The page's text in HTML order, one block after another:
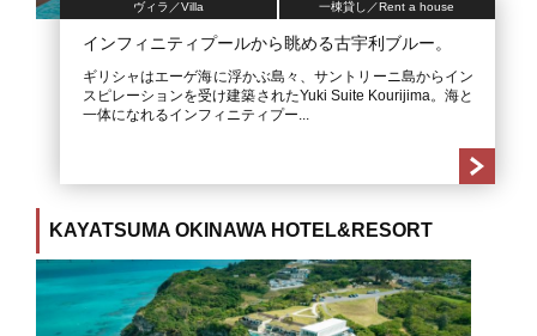
ヴィラ／Villa 一棟貸し／Rent a house
インフィニティプールから眺める古宇利ブルー。
ギリシャはエーゲ海に浮かぶ島々、サントリーニ島からイン
スピレーションを受け建築されたYuki Suite Kourijima。海と
一体になれるインフィニティプー...
KAYATSUMA OKINAWA HOTEL&RESORT